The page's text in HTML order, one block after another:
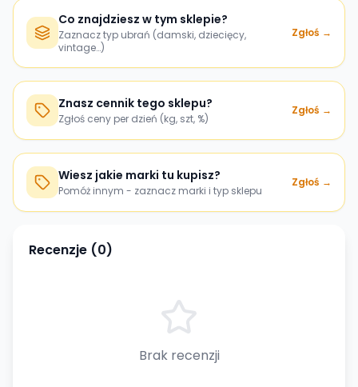
Co znajdziesz w tym sklepie?
Zaznacz typ ubrań (damski, dziecięcy,
vintage…)
Zgłoś →
Znasz cennik tego sklepu?
Zgłoś ceny per dzień (kg, szt, %)
Zgłoś →
Wiesz jakie marki tu kupisz?
Pomóż innym - zaznacz marki i typ sklepu
Zgłoś →
Recenzje (0)
Brak recenzji